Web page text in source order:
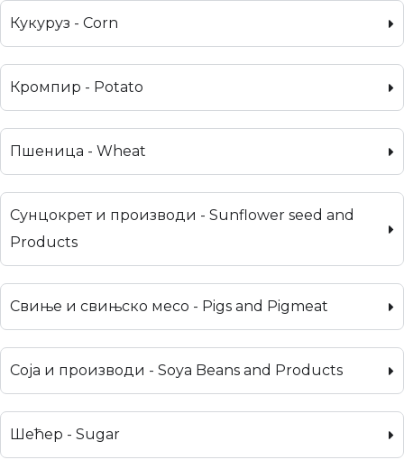
Кукуруз - Corn
Кромпир - Potato
Пшеница - Wheat
Сунцокрет и производи - Sunflower seed and
Products
Свиње и свињско месо - Pigs and Pigmeat
Соја и производи - Soya Beans and Products
Шећер - Sugar